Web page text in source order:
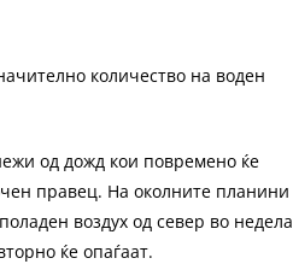
количество на воден
од дожд кои повремено ќе
правец. На околните планини
воздух од север во недела
ќе опаѓаат.